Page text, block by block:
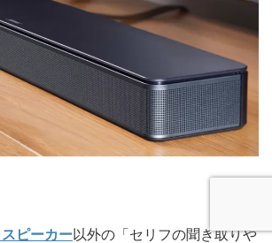
ピーカー以外の「セリフの聞き取りや